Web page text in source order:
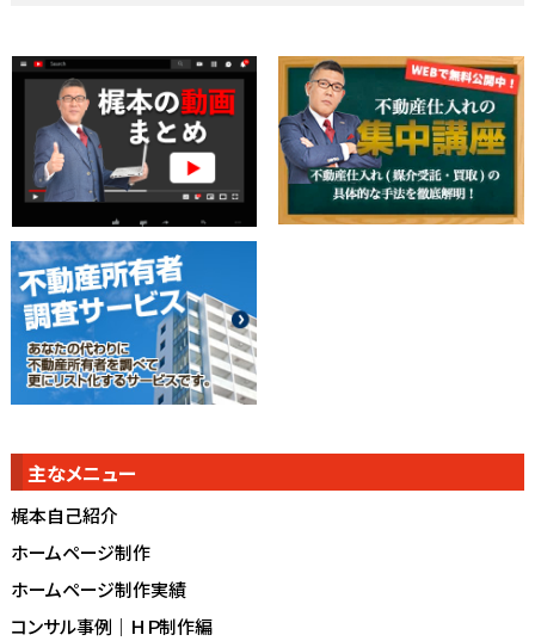
主なメニュー
梶本自己紹介
ホームページ制作
ホームページ制作実績
コンサル事例｜ＨＰ制作編